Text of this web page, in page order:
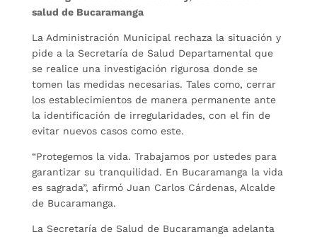
salud de Bucaramanga
La Administración Municipal rechaza la situación y
pide a la Secretaría de Salud Departamental que
se realice una investigación rigurosa donde se
tomen las medidas necesarias. Tales como, cerrar
los establecimientos de manera permanente ante
la identificación de irregularidades, con el fin de
evitar nuevos casos como este.
“Protegemos la vida. Trabajamos por ustedes para
garantizar su tranquilidad. En Bucaramanga la vida
es sagrada”, afirmó Juan Carlos Cárdenas, Alcalde
de Bucaramanga.
La Secretaría de Salud de Bucaramanga adelanta